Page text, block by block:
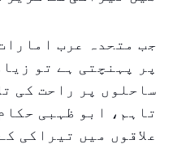
جب متحدہ عرب
پر پہنچتی ہے تو
ساحلوں پر راحت کی
تاہم، ابو ظہبی
علاقوں میں تیراکی